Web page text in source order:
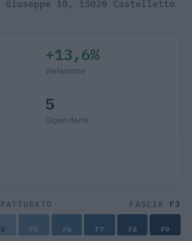
10, 15020 Castelletto
+13,6%
Variazione
5
Dipendenti
FASCIA F3
F5 F6 F7 F8 F9